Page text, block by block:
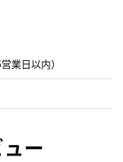
業日以内）
ー